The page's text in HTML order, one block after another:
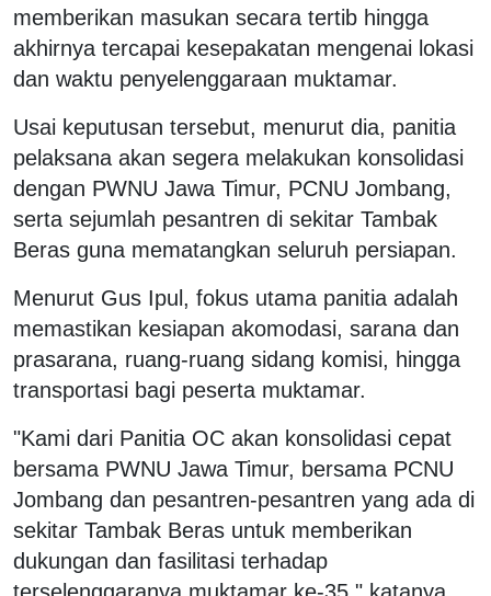
memberikan masukan secara tertib hingga
akhirnya tercapai kesepakatan mengenai lokasi
dan waktu penyelenggaraan muktamar.
Usai keputusan tersebut, menurut dia, panitia
pelaksana akan segera melakukan konsolidasi
dengan PWNU Jawa Timur, PCNU Jombang,
serta sejumlah pesantren di sekitar Tambak
Beras guna mematangkan seluruh persiapan.
Menurut Gus Ipul, fokus utama panitia adalah
memastikan kesiapan akomodasi, sarana dan
prasarana, ruang-ruang sidang komisi, hingga
transportasi bagi peserta muktamar.
"Kami dari Panitia OC akan konsolidasi cepat
bersama PWNU Jawa Timur, bersama PCNU
Jombang dan pesantren-pesantren yang ada di
sekitar Tambak Beras untuk memberikan
dukungan dan fasilitasi terhadap